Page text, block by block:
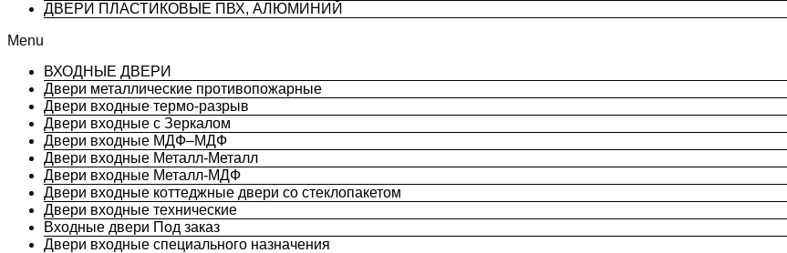
ДВЕРИ ПЛАСТИКОВЫЕ ПВХ, АЛЮМИНИЙ
Menu
ВХОДНЫЕ ДВЕРИ
Двери металлические противопожарные
Двери входные термо-разрыв
Двери входные с Зеркалом
Двери входные МДФ–МДФ
Двери входные Металл-Металл
Двери входные Металл-МДФ
Двери входные коттеджные двери со стеклопакетом
Двери входные технические
Входные двери Под заказ
Двери входные специального назначения